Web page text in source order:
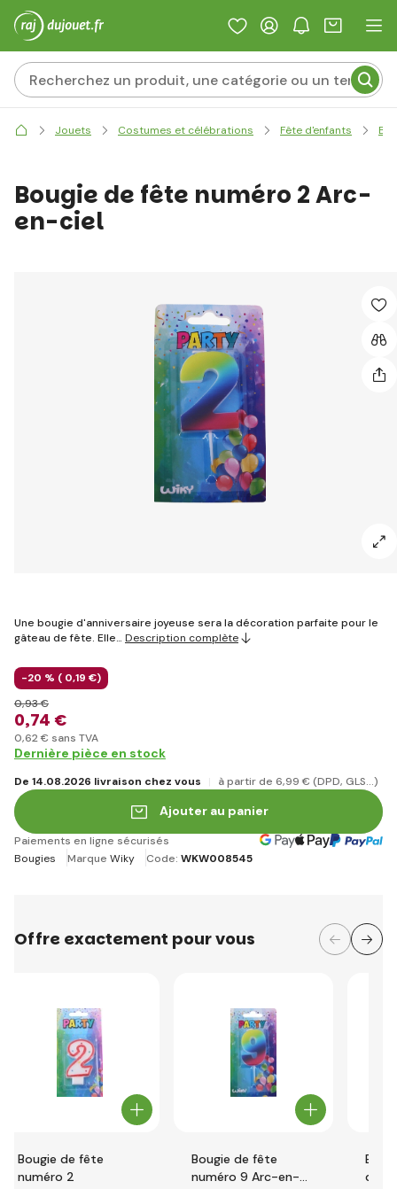
Jouets Costumes et célébrations Fête d'enfants
Bougie de fête numéro 2 Arc-
en-ciel
Une bougie d'anniversaire joyeuse sera la décoration parfaite pour le
gâteau de fête. Elle… Description complète
-20 % ( 0,19 €)
0,74 €
0,93 €
0,62 € sans TVA
Dernière pièce en stock
De 14.08.2026 livraison chez vous à partir de 6,99 € (DPD, GLS...)
Ajouter au panier
Paiements en ligne sécurisés
Bougies
Marque Wiky Code: WKW008545
Offre exactement pour vous
Bougie de fête
numéro 2
Bougie de fête
numéro 9 Arc-en-